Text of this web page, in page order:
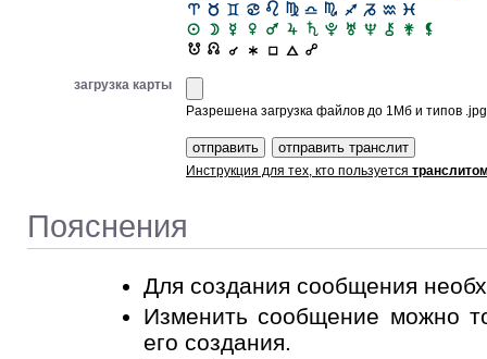
загрузка карты
Разрешена загрузка файлов до 1Мб и типов
Инструкция для тех, кто пользуется
Пояснения
Для создания сообщения
Изменить сообщение можно
его создания.